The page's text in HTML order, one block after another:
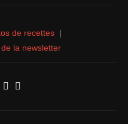
de recettes |
la newsletter